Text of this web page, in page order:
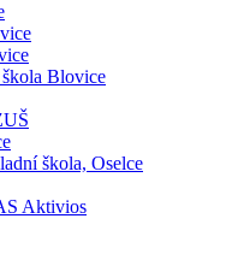
Blovice
škola, Oselce
Aktivios